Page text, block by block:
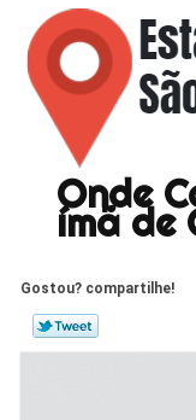
Onde
ímã de
Gostou? compartilhe!